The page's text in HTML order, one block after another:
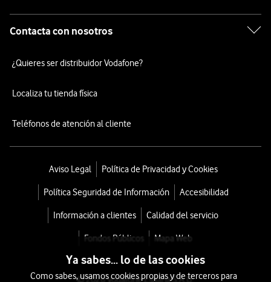
Contacta con nosotros
¿Quieres ser distribuidor Vodafone?
Localiza tu tienda física
Teléfonos de atención al cliente
Aviso Legal Política de Privacidad y Cookies
Política Seguridad de Información Accesibilidad
Información a clientes Calidad del servicio
Fondos Públicos Mapa Web
© 2026 Vodafone España S.A.U.
Ya sabes... lo de las cookies
Como sabes, usamos cookies propias y de terceros para